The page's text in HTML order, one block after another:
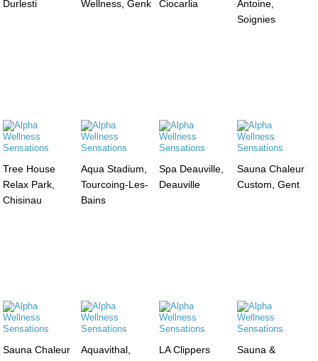
Durlesti Wellness, Genk Ciocarlia
Antoine,
Soignies
Tree House
Relax Park,
Chisinau
Aqua Stadium,
Tourcoing-Les-
Bains
Spa Deauville,
Deauville
Sauna Chaleur
Custom, Gent
Sauna Chaleur
Aquavithal,
LA Clippers
Sauna &